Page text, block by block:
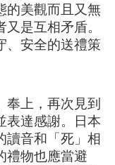
的美觀而且又無
是互相矛盾。
、安全的送禮策
奉上，再次見到
表達感謝。日本
讀音和「死」相
禮物也應當避